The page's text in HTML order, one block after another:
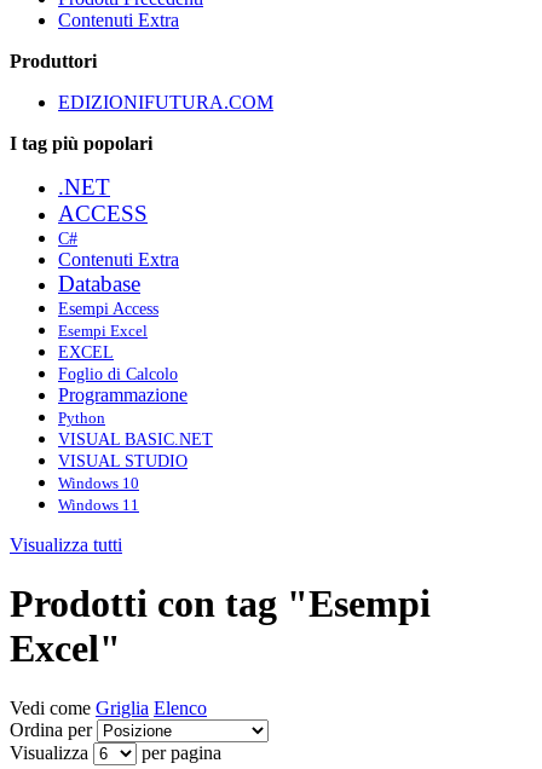
Contenuti Extra
Produttori
EDIZIONIFUTURA.COM
I tag più popolari
.NET
ACCESS
C#
Contenuti Extra
Database
Esempi Access
Esempi Excel
EXCEL
Foglio di Calcolo
Programmazione
Python
VISUAL BASIC.NET
VISUAL STUDIO
Windows 10
Windows 11
Visualizza tutti
Prodotti con tag "Esempi
Excel"
Vedi come Griglia Elenco
Ordina per
Visualizza
per pagina